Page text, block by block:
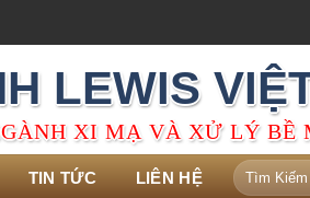
LEWIS
XI MẠ VÀ XỬ LÝ
TIN TỨC LIÊN HỆ
Tìm
kiếm: